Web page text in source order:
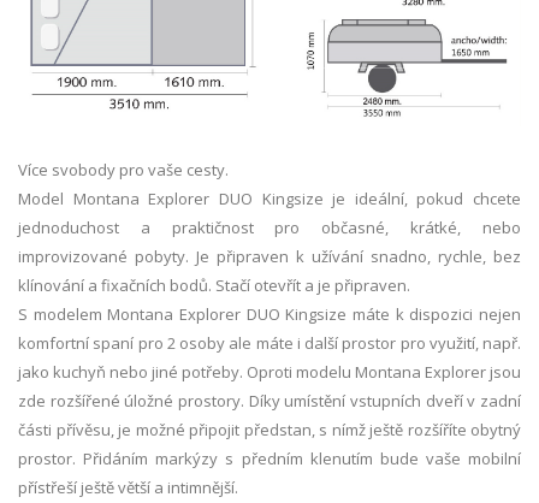
Více svobody pro vaše cesty.
Model Montana Explorer DUO Kingsize je ideální, pokud chcete
jednoduchost a praktičnost pro občasné, krátké, nebo
improvizované pobyty. Je připraven k užívání snadno, rychle, bez
klínování a fixačních bodů. Stačí otevřít a je připraven.
S modelem Montana Explorer DUO Kingsize máte k dispozici nejen
komfortní spaní pro 2 osoby ale máte i další prostor pro využití, např.
jako kuchyň nebo jiné potřeby. Oproti modelu Montana Explorer jsou
zde rozšířené úložné prostory. Díky umístění vstupních dveří v zadní
části přívěsu, je možné připojit předstan, s nímž ještě rozšíříte obytný
prostor. Přidáním markýzy s předním klenutím bude vaše mobilní
přístřeší ještě větší a intimnější.